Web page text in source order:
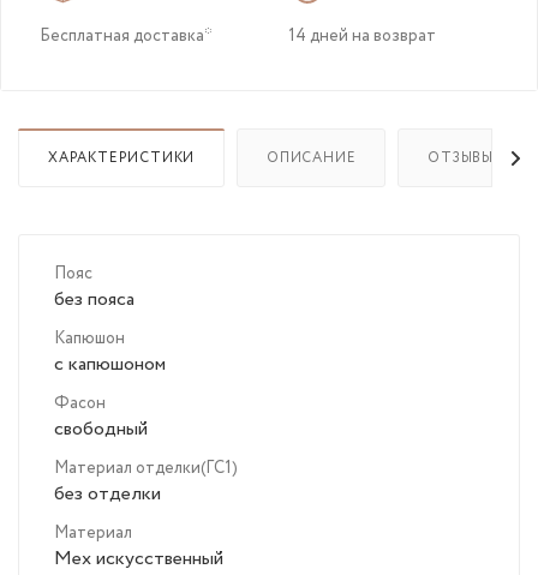
Бесплатная доставка* 14 дней на возврат
ХАРАКТЕРИСТИКИ ОПИСАНИЕ ОТЗЫВЫ
Пояс
без пояса
Капюшон
с капюшоном
Фасон
свободный
Материал отделки(ГС1)
без отделки
Материал
Мех искусственный